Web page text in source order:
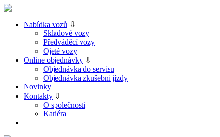
Nabídka vozů ⇩
Skladové vozy
Předváděcí vozy
Ojeté vozy
Online objednávky ⇩
Objednávka do servisu
Objednávka zkušební jízdy
Novinky
Kontakty ⇩
O společnosti
Kariéra